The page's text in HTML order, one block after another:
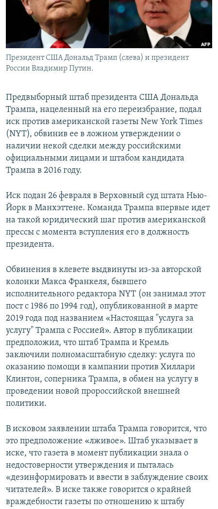
Президент США Дональд Трамп (слева) и президент
России Владимир Путин.
Предвыборный штаб президента США Дональда
Трампа, нацеленный на его переизбрание, подал
иск против американской газеты New York Times
(NYT), обвинив ее в ложном утверждении о
наличии некой сделки между российскими
официальными лицами и штабом кандидата
Трампа в 2016 году.
Иск подан 26 февраля в Верховный суд штата Нью-
Йорк в Манхэттене. Команда Трампа впервые идет
на такой юридический шаг против американской
прессы с момента вступления его в должность
президента.
Обвинения в клевете выдвинуты из-за авторской
колонки Макса Франкеля, бывшего
исполнительного редактора NYT (он занимал этот
пост с 1986 по 1994 год), опубликованной в марте
2019 года под названием «Настоящая "услуга за
услугу" Трампа с Россией». Автор в публикации
предположил, что штаб Трампа и Кремль
заключили полномасштабную сделку: услуга по
оказанию помощи в кампании против Хиллари
Клинтон, соперника Трампа, в обмен на услугу в
проведении новой пророссийской внешней
политики.
В исковом заявлении штаба Трампа говорится, что
это предположение «лживое». Штаб указывает в
иске, что газета в момент публикации знала о
недостоверности утверждения и пыталась
«дезинформировать и ввести в заблуждение своих
читателей». В иске также говорится о крайней
враждебности газеты по отношению к штабу